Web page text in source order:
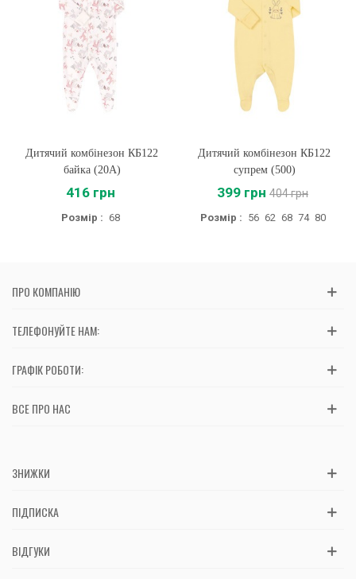
Дитячий комбінезон КБ122
байка (20A)
416 грн
Розмір : 68
Дитячий комбінезон КБ122
супрем (500)
399 грн 404 грн
Розмір : 56 62 68 74 80
ПРО КОМПАНІЮ
ТЕЛЕФОНУЙТЕ НАМ:
ГРАФІК РОБОТИ:
ВСЕ ПРО НАС
ЗНИЖКИ
ПІДПИСКА
ВІДГУКИ